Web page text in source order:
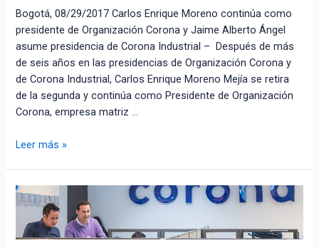
Bogotá, 08/29/2017 Carlos Enrique Moreno continúa como
presidente de Organización Corona y Jaime Alberto Ángel
asume presidencia de Corona Industrial – Después de más
de seis años en las presidencias de Organización Corona y
de Corona Industrial, Carlos Enrique Moreno Mejía se retira
de la segunda y continúa como Presidente de Organización
Corona, empresa matriz …
Leer más »